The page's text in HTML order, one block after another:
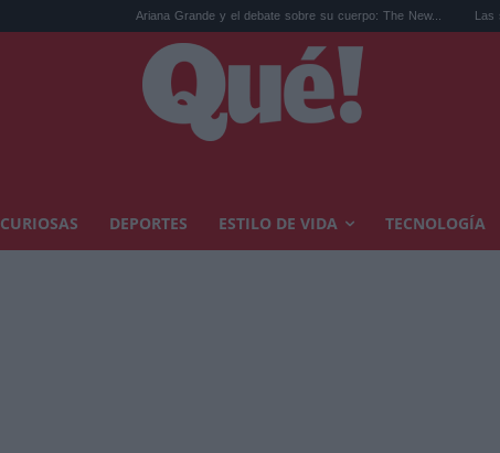
Ariana Grande y el debate sobre su cuerpo: The New... Las sandalias de
CURIOSAS DEPORTES ESTILO DE VIDA TECNOLOGÍA